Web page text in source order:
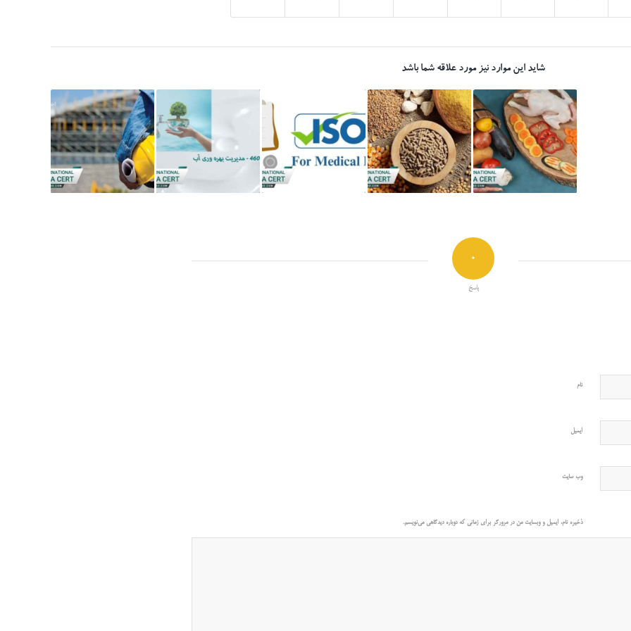
شاید این موارد نیز مورد علاقه شما باشد
0
پاسخ
نام
ایمیل
وب‌ سایت
ذخیره نام، ایمیل و وبسایت من در مرورگر برای زمانی که دوباره دیدگاهی می‌نویسم.